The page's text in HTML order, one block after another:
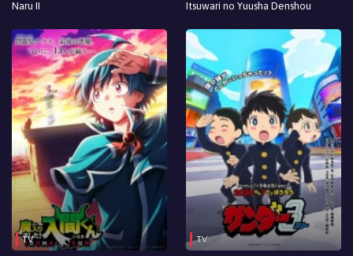
Naru II
Itsuwari no Yuusha Denshou
TV TV